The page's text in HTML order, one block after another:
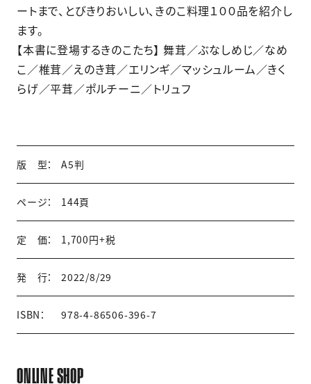
ートまで、とびきりおいしい、きのこ料理１００品を紹介し
ます。
【本書に登場するきのこたち】 舞茸／ぶなしめじ／なめ
こ／椎茸／えのき茸／エリンギ／マッシュルーム／きく
らげ／平茸／ポルチーニ／トリュフ
版 型： A5判
ページ： 144頁
定 価： 1,700円+税
発 行： 2022/8/29
ISBN： 978-4-86506-396-7
ONLINE SHOP